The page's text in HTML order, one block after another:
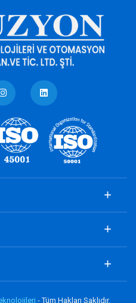
- Tüm Hakları Saklıdır.